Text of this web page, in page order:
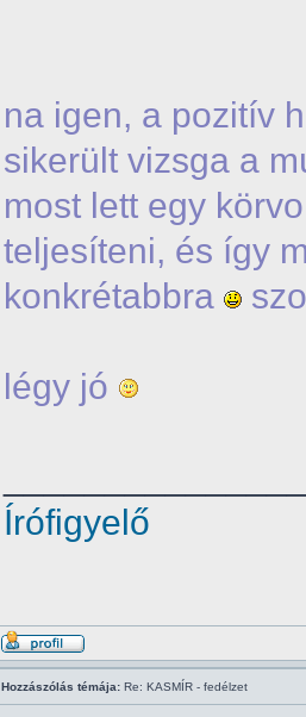
na igen, a pozitív
sikerült vizsga a
most lett egy
teljesíteni, és így
konkrétabbra
légy jó
Írófigyelő
Hozzászólás témája: Re: KASMÍR - fedélzet